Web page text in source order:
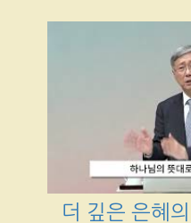
더 깊은 은혜